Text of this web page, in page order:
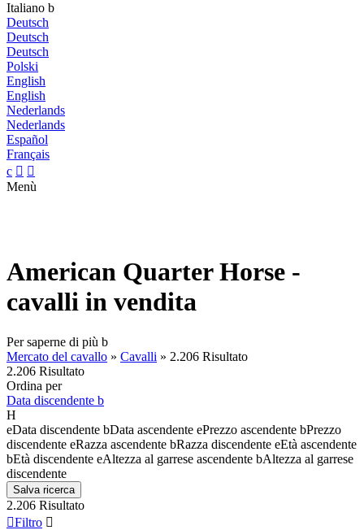
Italiano b
Deutsch
Deutsch
Deutsch
Polski
English
English
Nederlands
Nederlands
Español
Français
c  
Menù
American Quarter Horse -
cavalli in vendita
Per saperne di più b
Mercato del cavallo » Cavalli » 2.206 Risultato
2.206 Risultato
Ordina per
Data discendente b
H
eData discendente bData ascendente ePrezzo ascendente bPrezzo
discendente eRazza ascendente bRazza discendente eEtà ascendente
bEtà discendente eAltezza al garrese ascendente bAltezza al garrese
discendente
Salva ricerca
2.206 Risultato
Filtro 